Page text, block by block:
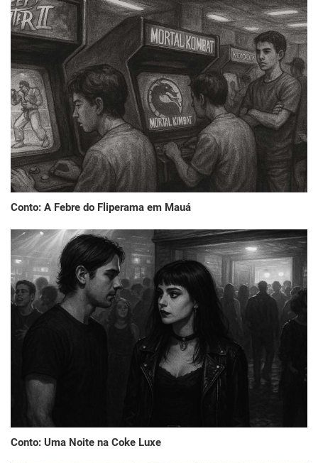
Conto: A Febre do Fliperama em Mauá
Conto: Uma Noite na Coke Luxe